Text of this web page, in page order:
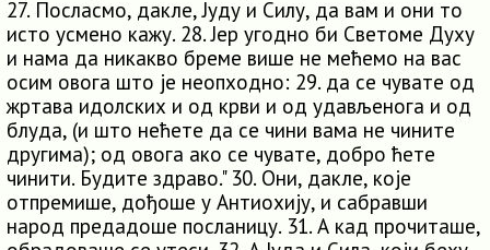
27. Посласмо, дакле, Јуду и Силу, да вам и они то
исто усмено кажу. 28. Јер угодно би Светоме Духу
и нама да никакво бреме више не мећемо на вас
осим овога што је неопходно: 29. да се чувате од
жртава идолских и од крви и од удављенога и од
блуда, (и што нећете да се чини вама не чините
другима); од овога ако се чувате, добро ћете
чинити. Будите здраво." 30. Они, дакле, које
отпремише, дођоше у Антиохију, и сабравши
народ предадоше посланицу. 31. А кад прочиташе,